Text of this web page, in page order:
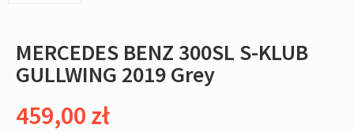
MERCEDES BENZ 300SL S-KLUB
GULLWING 2019 Grey
459,00 zł